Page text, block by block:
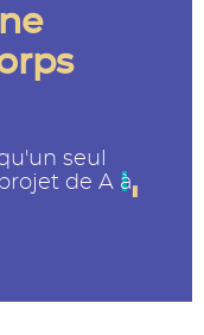
seul
de A à